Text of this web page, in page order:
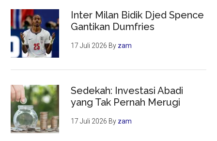
Inter Milan Bidik Djed Spence
Gantikan Dumfries
17 Juli 2026 By zam
Sedekah: Investasi Abadi
yang Tak Pernah Merugi
17 Juli 2026 By zam